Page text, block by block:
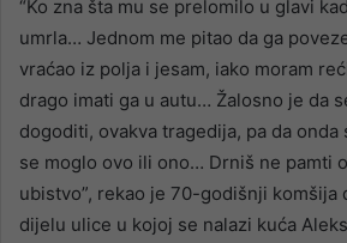
“Ko zna šta mu se prelomilo u glavi
umrla… Jednom me pitao da ga
vraćao iz polja i jesam, iako moram
drago imati ga u autu… Žalosno je da
dogoditi, ovakva tragedija, pa da onda
se moglo ovo ili ono… Drniš ne pamti
ubistvo”, rekao je 70-godišnji komšija
dijelu ulice u kojoj se nalazi kuća